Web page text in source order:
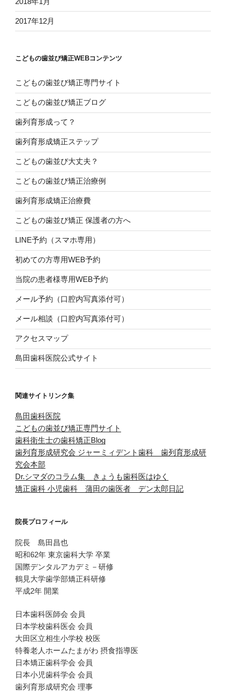
2017年12月
こどもの歯並び矯正WEBコンテンツ
こどもの歯並び矯正専門サイト
こどもの歯並び矯正ブログ
歯列育形成って？
歯列育形成矯正ステップ
こどもの歯並び大丈夫？
こどもの歯並び矯正治療例
歯列育形成矯正治療費
こどもの歯並び矯正 保護者の方へ
LINE予約（スマホ専用）
初めての方専用WEB予約
当院の患者様専用WEB予約
メール予約（口腔内写真添付可）
メール相談（口腔内写真添付可）
アクセスマップ
島田歯科医院公式サイト
関連サイトリンク集
島田歯科医院
こどもの歯並び矯正専門サイト
歯科衛生士の歯科矯正Blog
歯列育形成研究会 ジャーミィデント歯科 歯列育形成研
究会本部
Dr.シマダのコラム集 きょうも歯科医はゆく
矯正歯科 小児歯科 蒲田の歯医者 デン太郎日記
院長プロフィール
院長 島田昌也
昭和62年 東京歯科大学 卒業
国際デンタルアカデミ－研修
鶴見大学歯学部矯正科研修
平成2年 開業
日本歯科医師会 会員
日本学校歯科医会 会員
大田区立相生小学校 校医
特養老人ホームたまがわ 摂食指導医
日本矯正歯科学会 会員
日本小児歯科学会 会員
歯列育形成研究会 理事